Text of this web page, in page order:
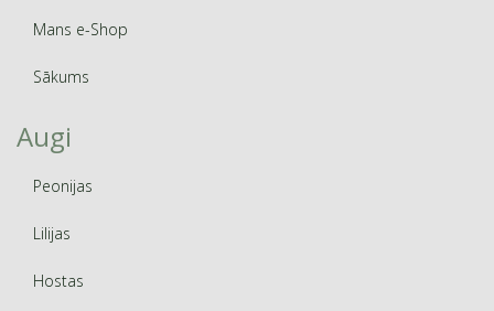
Mans e-Shop
Sākums
Augi
Peonijas
Lilijas
Hostas